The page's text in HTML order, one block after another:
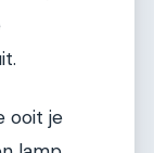
ooit je